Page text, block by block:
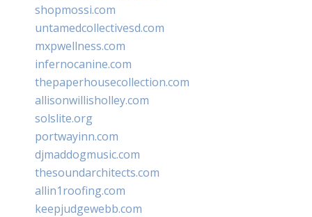
shopmossi.com
untamedcollectivesd.com
mxpwellness.com
infernocanine.com
thepaperhousecollection.com
allisonwillisholley.com
solslite.org
portwayinn.com
djmaddogmusic.com
thesoundarchitects.com
allin1roofing.com
keepjudgewebb.com